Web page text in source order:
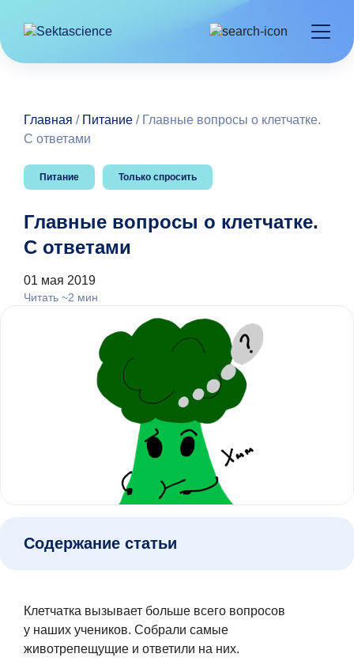
Главная / Питание / Главные вопросы о клетчатке.
С ответами
Питание Только спросить
Главные вопросы о клетчатке.
С ответами
01 мая 2019
Читать ~2 мин
Клетчатка вызывает больше всего вопросов
у наших учеников. Собрали самые
животрепещущие и ответили на них.
Содержание статьи